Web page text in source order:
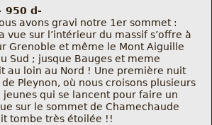
950 d-
avons gravi notre 1er sommet :
vue sur l’intérieur du massif s’offre à
Grenoble et même le Mont Aiguille
Sud ; jusque Bauges et meme
au loin au Nord ! Une première nuit
Pleynon, où nous croisons plusieurs
qui se lancent pour faire un
sur le sommet de Chamechaude
tombe très étoilée !!